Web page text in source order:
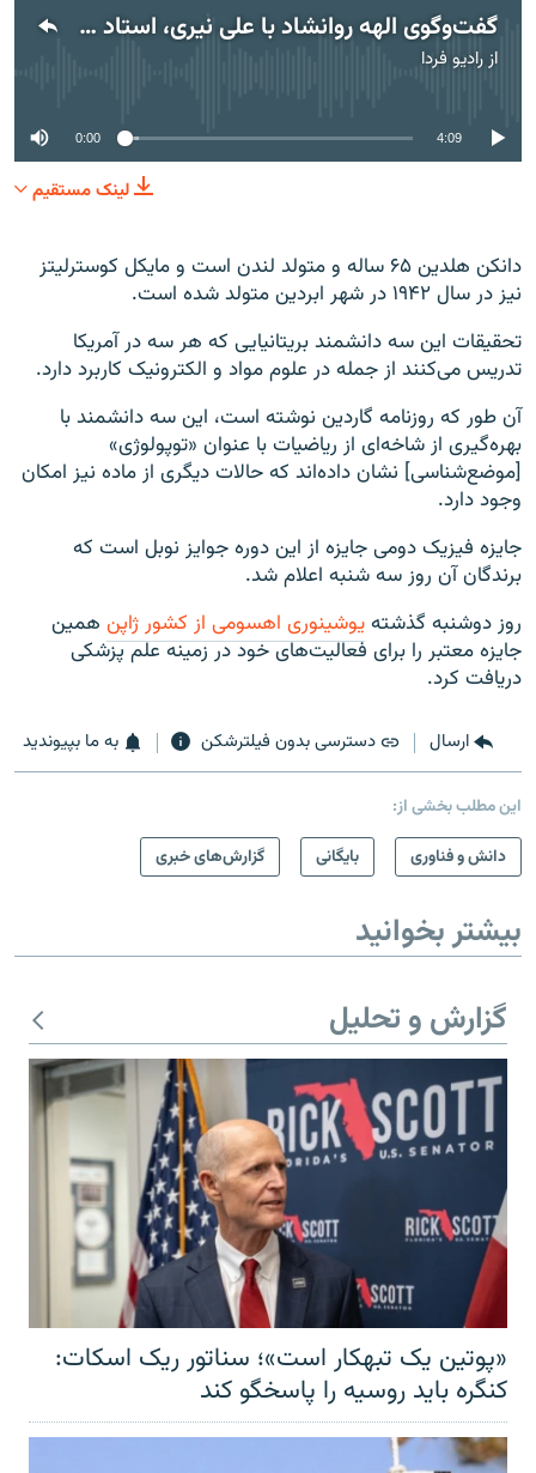
گفت‌وگوی الهه روانشاد با علی نیری، استاد فیزیک در دانشگاه چَپمَن آمریکا، درباره برندگان فیزیک نوبل
ازرادیو فردا
0:00 4:09
لینک مستقیم
دانکن هلدین ۶۵ ساله و متولد لندن است و مایکل کوسترلیتز
نیز در سال ۱۹۴۲ در شهر ابردین متولد شده است.
تحقیقات این سه دانشمند بریتانیایی که هر سه در آمریکا
تدریس می‌کنند از جمله در علوم مواد و الکترونیک کاربرد دارد.
آن طور که روزنامه گاردین نوشته است، این سه دانشمند با
بهره‌گیری از شاخه‌ای از ریاضیات با عنوان «توپولوژی»
[موضع‌شناسی] نشان داده‌اند که حالات دیگری از ماده نیز امکان
وجود دارد.
جایزه فیزیک دومی جایزه از این دوره جوایز نوبل است که
برندگان آن روز سه شنبه اعلام شد.
روز دوشنبه گذشتهیوشینوری اهسومی از کشور ژاپن همین
جایزه معتبر را برای فعالیت‌های خود در زمینه علم پزشکی
دریافت کرد.
ارسال دسترسی بدون فیلترشکن به ما بپیوندید
این مطلب بخشی از:
دانش و فناوری
بایگانی گزارش‌های خبری
بیشتر بخوانید
گزارش و تحلیل
«پوتین یک تبهکار است»؛ سناتور ریک اسکات:
کنگره باید روسیه را پاسخگو کند